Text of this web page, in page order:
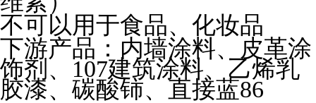
不可以用于食品、化妆品
下游产品：内墙涂料、皮革涂
饰剂、107建筑涂料、乙烯乳
胶漆、碳酸铈、直接蓝86